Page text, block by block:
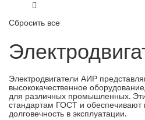
Сбросить все
Электродвигатели АИР
высококачественное
для различных промышленных. Эти
стандартам ГОСТ и обеспечивают
долговечность в эксплуатации.